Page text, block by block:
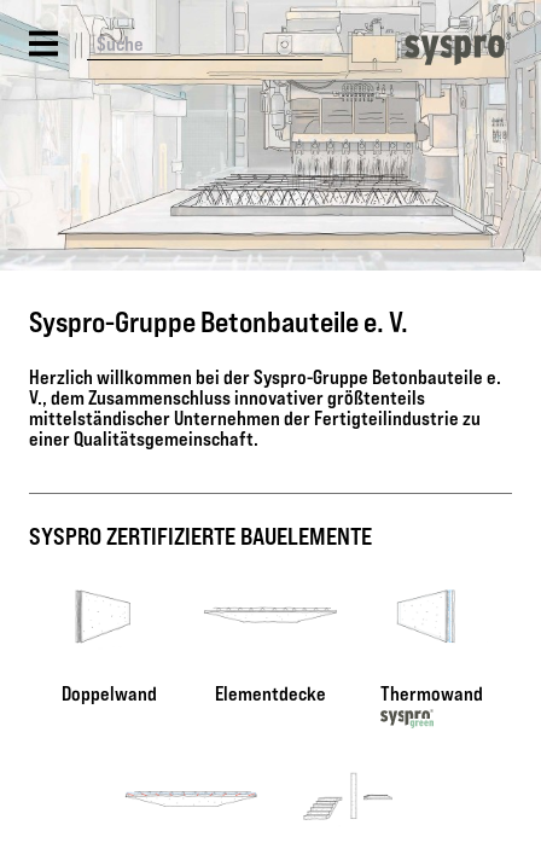
Syspro-Gruppe Betonbauteile e. V.
Herzlich willkommen bei der Syspro-Gruppe Betonbauteile e.
V., dem Zusammenschluss innovativer größtenteils
mittelständischer Unternehmen der Fertigteilindustrie zu
einer Qualitätsgemeinschaft.
SYSPRO ZERTIFIZIERTE BAUELEMENTE
Doppelwand Elementdecke Thermowand